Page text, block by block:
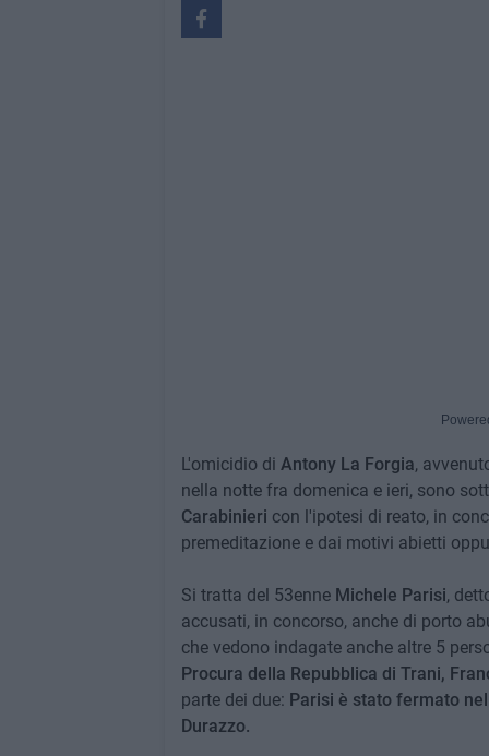
L'omicidio di Antony La Forgia,
nella notte fra domenica e ieri, sono
Carabinieri con l'ipotesi di reato, in
premeditazione e dai motivi abietti
Si tratta del 53enne Michele Parisi,
accusati, in concorso, anche di porto
che vedono indagate anche altre 5
Procura della Repubblica di Trani,
parte dei due: Parisi è stato fermato
Durazzo.